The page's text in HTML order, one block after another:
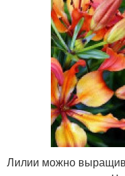
Лилии можно